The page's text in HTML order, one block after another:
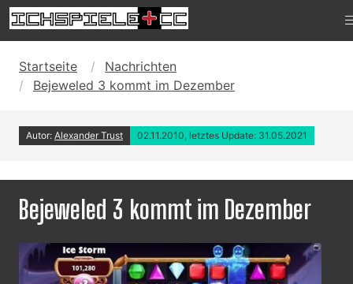
Startseite
Nachrichten
Bejeweled 3 kommt im Dezember
Autor: Alexander Trust 02.11.2010, letztes Update: 31.05.2021
Bejeweled 3 kommt im Dezember